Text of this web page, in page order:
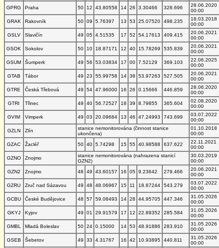
GPRG
Praha 50 12 43.80558 14 26 3.30466 328.696
28.06.2020
00:00
GRAK
Rakovník 50 09 5.76397 13 53 25.07520 498.235
18.03.2018
00:00
GSLV
Slavičín 49 05 4.51535 17 52 54.17613 409.415
20.06.2021
00:00
GSOK
Sokolov 50 10 18.87171 12 40 15.78269 535.839
20.06.2021
00:00
GSUM
Šumperk 49 56 53.03834 17 00 7.52129 369.103
22.06.2025
00:00
GTAB
Tábor 49 23 55.99758 14 38 53.97263 527.505
20.06.2021
00:00
GTRE
Česká Třebová 49 54 47.96000 16 26 0.15666 446.859
28.06.2020
00:00
GTRI
Třinec 49 40 56.72527 18 39 8.79855 365.604
02.08.2020
00:00
GVIM
Vimperk 49 03 20.09684 13 46 47.24993 743.699
03.07.2022
00:00
GZLN
Zlín
stanice nemonitorována (činnost stanice
ukončena)
01.10.2018
00:00
GZAC
Žacléř 50 40 5.74298 15 55 40.98588 637.622
22.11.2021
00:00
GZNO
Znojmo
stanice nemonitorována (nahrazena stanicí
GZN2)
30.03.2019
00:00
GZN2
Znojmo 48 49 43.60157 16 05 9.23642 279.466
20.06.2021
00:00
GZRU
Zruč nad Sázavou 49 48 48.06967 15 11 18.87244 543.279
03.07.2022
00:00
GCBU
České Budějovice 48 57 59.08493 14 28 44.95705 447.346
31.05.2026
00:00
GKYJ
Kyjov 49 01 29.91579 17 12 22.89352 285.584
31.05.2026
00:00
GMBL
Mladá Boleslav 50 24 0.15000 14 53 48.91886 283.910
31.05.2026
00:00
GSEB
Šebetov 49 33 4.31767 16 42 10.93895 440.811
31.05.2026
00:00